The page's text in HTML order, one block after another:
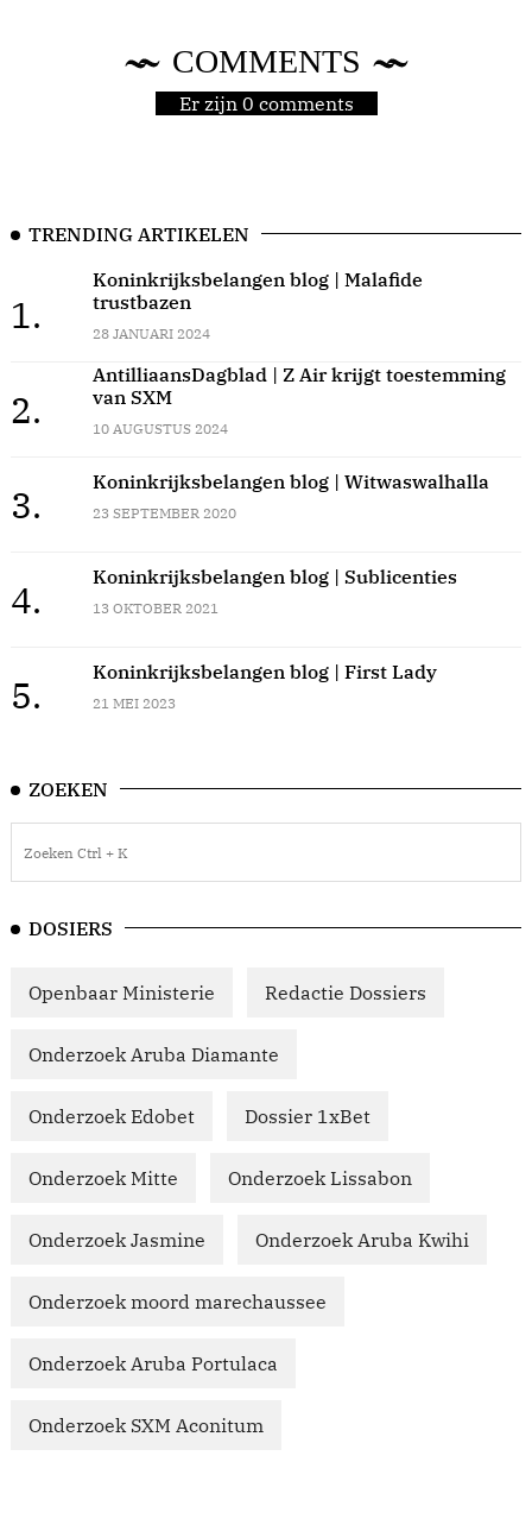
COMMENTS
Er zijn 0 comments
TRENDING ARTIKELEN
1.
Koninkrijksbelangen blog | Malafide
trustbazen
28 JANUARI 2024
2.
AntilliaansDagblad | Z Air krijgt toestemming
van SXM
10 AUGUSTUS 2024
3.
Koninkrijksbelangen blog | Witwaswalhalla
23 SEPTEMBER 2020
4.
Koninkrijksbelangen blog | Sublicenties
13 OKTOBER 2021
5.
Koninkrijksbelangen blog | First Lady
21 MEI 2023
ZOEKEN
DOSIERS
Openbaar Ministerie Redactie Dossiers
Onderzoek Aruba Diamante
Onderzoek Edobet Dossier 1xBet
Onderzoek Mitte Onderzoek Lissabon
Onderzoek Jasmine Onderzoek Aruba Kwihi
Onderzoek moord marechaussee
Onderzoek Aruba Portulaca
Onderzoek SXM Aconitum